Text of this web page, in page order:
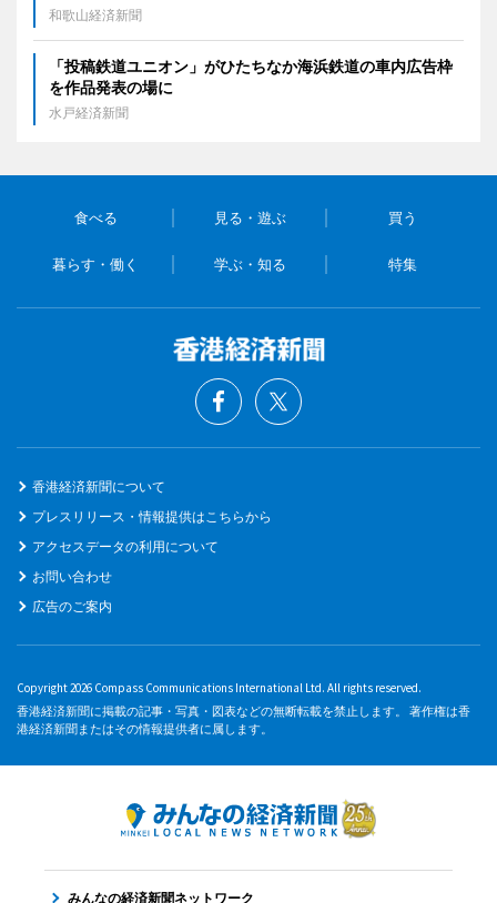
和歌山経済新聞
「投稿鉄道ユニオン」がひたちなか海浜鉄道の車内広告枠
を作品発表の場に
水戸経済新聞
食べる 見る・遊ぶ 買う
暮らす・働く 学ぶ・知る 特集
香港経済新聞について
プレスリリース・情報提供はこちらから
アクセスデータの利用について
お問い合わせ
広告のご案内
Copyright 2026 Compass Communications International Ltd. All rights reserved.
香港経済新聞に掲載の記事・写真・図表などの無断転載を禁止します。 著作権は香
港経済新聞またはその情報提供者に属します。
みんなの経済新聞ネットワーク